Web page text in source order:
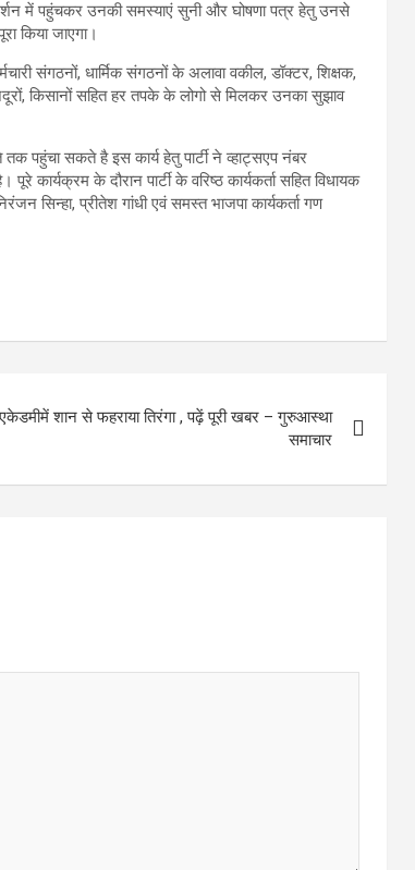
में पहुंचकर उनकी समस्याएं सुनी और घोषणा पत्र हेतु उनसे
किया जाएगा।
संगठनों, धार्मिक संगठनों के अलावा वकील, डॉक्टर, शिक्षक,
किसानों सहित हर तपके के लोगो से मिलकर उनका सुझाव
पहुंचा सकते है इस कार्य हेतु पार्टी ने व्हाट्सएप नंबर
के दौरान पार्टी के वरिष्ठ कार्यकर्ता सहित विधायक
सिन्हा, प्रीतेश गांधी एवं समस्त भाजपा कार्यकर्ता गण
शान से फहराया तिरंगा , पढ़ें पूरी खबर – गुरुआस्था
समाचार